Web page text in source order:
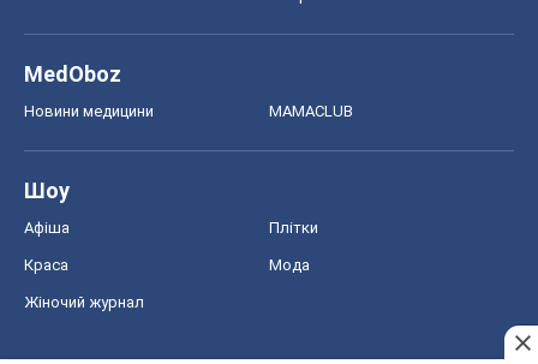
MedOboz
Новини медицини MAMACLUB
Шоу
Афіша Плітки
Краса Мода
Жіночий журнал